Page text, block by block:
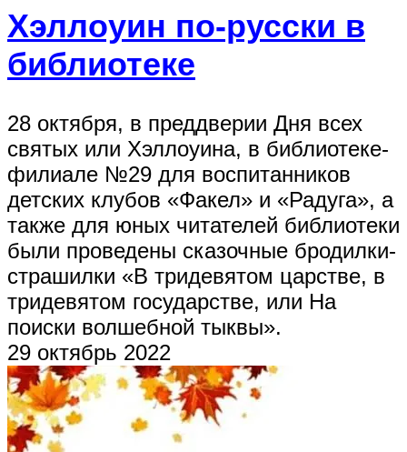
Хэллоуин по-русски в
библиотеке
28 октября, в преддверии Дня всех
святых или Хэллоуина, в библиотеке-
филиале №29 для воспитанников
детских клубов «Факел» и «Радуга», а
также для юных читателей библиотеки
были проведены сказочные бродилки-
страшилки «В тридевятом царстве, в
тридевятом государстве, или На
поиски волшебной тыквы».
29 октябрь 2022